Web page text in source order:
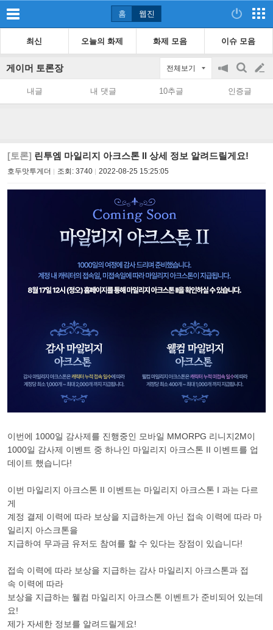
홈 웹진
최신 오늘의 화제 화제 모음 이슈 모음
게이머 토론장 전체보기
공
on/off
검
색
글
쓰
내글 내 댓글 10추글 인증글
[토론] 린투엠 마일리지 아크스톤 II 상세 정보 알려드릴게요!
호두맛투게더 조회: 3740 2022-08-25 15:25:05
이번에 1000일 감사제를 진행중인 모바일 MMORPG 리니지2M이
1000일 감사제 이벤트 중 하나인 마일리지 아크스톤 II 이벤트를 업
데이트 했습니다!
이번 마일리지 아크스톤 II 이벤트는 마일리지 아크스톤 I 과는 다르
게
계정 결제 이력에 따라 보상을 지급하는게 아닌 접속 이력에 따라 마
일리지 아스크톤을
지급하여 무과금 유저도 참여를 할 수 있다는 장점이 있습니다!
접속 이력에 따라 보상을 지급하는 감사 마일리지 아크스톤과 접
속 이력에 따라
보상을 지급하는 웰컴 마일리지 아크스톤 이벤트가 준비되어 있는데
요!
제가 자세한 정보를 알려드릴게요!